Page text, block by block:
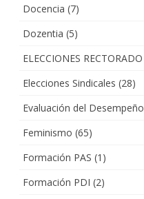
Docencia (7)
Dozentia (5)
ELECCIONES RECTORADO
Elecciones Sindicales (28)
Evaluación del Desempeño
Feminismo (65)
Formación PAS (1)
Formación PDI (2)